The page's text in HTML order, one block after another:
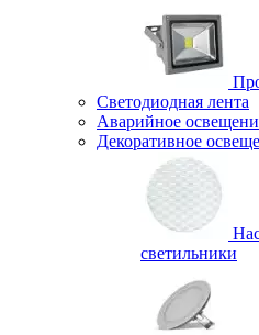
Светодиодная лента
Аварийное
Декоративное
светильники